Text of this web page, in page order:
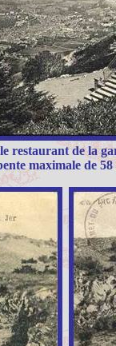
restaurant de la
maximale de